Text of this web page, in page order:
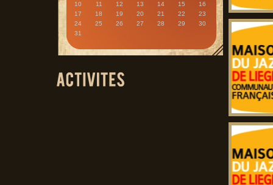
10
11 12 13 14 15
16
17
18 19 20 21 22
23
24
25 26 27 28 29
30
31